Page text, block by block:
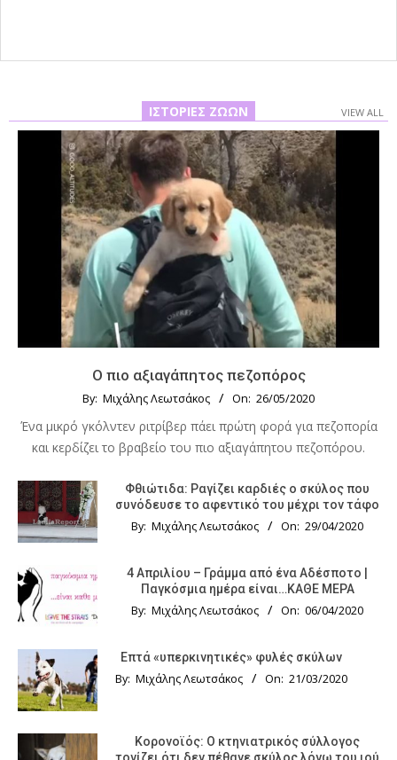
ΙΣΤΟΡΊΕΣ ΖΏΩΝ VIEW ALL
Ο πιο αξιαγάπητος πεζοπόρος
By: Μιχάλης Λεωτσάκος On: 26/05/2020
Ένα μικρό γκόλντεν ριτρίβερ πάει πρώτη φορά για πεζοπορία
και κερδίζει το βραβείο του πιο αξιαγάπητου πεζοπόρου.
Φθιώτιδα: Ραγίζει καρδιές ο σκύλος που
συνόδευσε το αφεντικό του μέχρι τον τάφο
By: Μιχάλης Λεωτσάκος On: 29/04/2020
4 Απριλίου – Γράμμα από ένα Αδέσποτο |
Παγκόσμια ημέρα είναι…ΚΑΘΕ ΜΕΡΑ
By: Μιχάλης Λεωτσάκος On: 06/04/2020
Επτά «υπερκινητικές» φυλές σκύλων
By: Μιχάλης Λεωτσάκος On: 21/03/2020
Κορονοϊός: Ο κτηνιατρικός σύλλογος